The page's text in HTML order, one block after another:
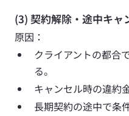
(3) 契約解除・途中キャ
原因：
クライアントの都合
る。
キャンセル時の違約
長期契約の途中で条